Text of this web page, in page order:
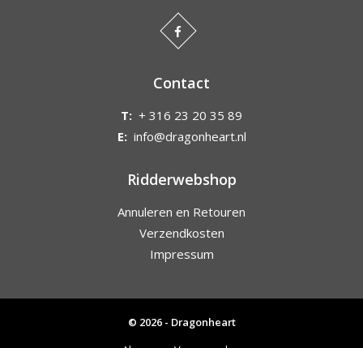
Contact
T: + 316 23 20 35 89
E: info@dragonheart.nl
Ridderwebshop
Annuleren en Retouren
Verzendkosten
Impressum
© 2026 - Dragonheart